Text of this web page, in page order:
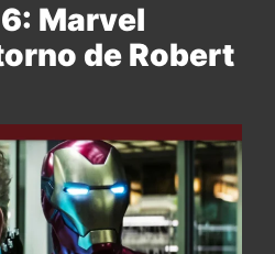
Marvel
de Robert